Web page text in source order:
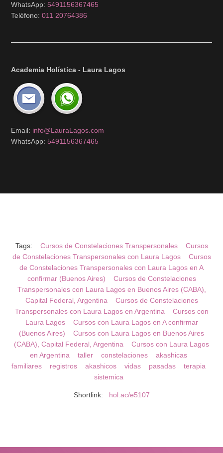
WhatsApp:5491156367465
Teléfono:011 20764386
Academia Holística - Laura Lagos
Email: info@LauraLagos.com
WhatsApp:5491156367465
Tags: Cursos de Constelaciones Transpersonales
Cursos
de Constelaciones Transpersonales con Laura Lagos
Cursos
de Constelaciones Transpersonales con Laura Lagos en A
confirmar (Buenos Aires)
Cursos de Constelaciones
Transpersonales con Laura Lagos en Buenos Aires (CABA),
Capital Federal, Argentina
Cursos de Constelaciones
Transpersonales con Laura Lagos en Argentina
Cursos con
Laura Lagos
Cursos con Laura Lagos en A confirmar
(Buenos Aires)
Cursos con Laura Lagos en Buenos Aires
(CABA), Capital Federal, Argentina
Cursos con Laura Lagos
en Argentina
taller constelaciones
akashicas
familiares
registros akashicos vidas pasadas
terapia
sistemica
Shortlink: hol.ac/e5107